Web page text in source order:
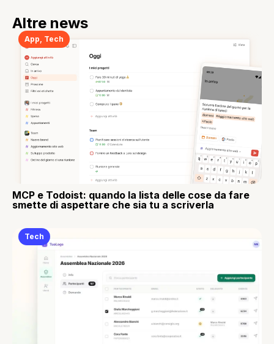
Altre news
App Tech
MCP e Todoist: quando la lista delle cose da fare
smette di aspettare che sia tu a scriverla
Tech